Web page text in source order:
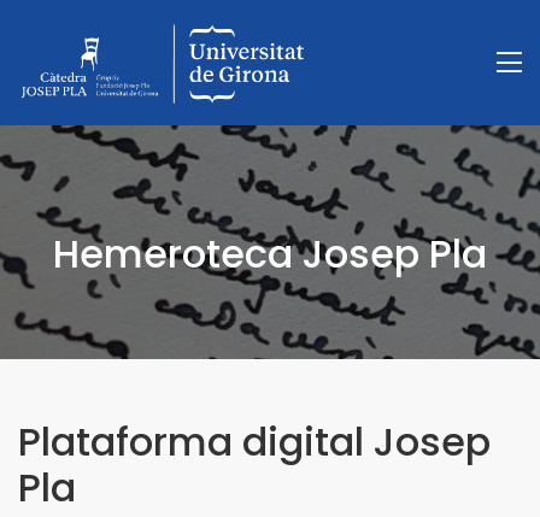
Hemeroteca Josep Pla
Plataforma digital Josep
Pla